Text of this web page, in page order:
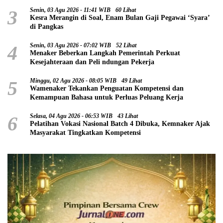
3 Senin, 03 Agu 2026 - 11:41 WIB 60 Lihat
Kesra Merangin di Soal, Enam Bulan Gaji Pegawai ‘Syara’
di Pangkas
4 Senin, 03 Agu 2026 - 07:02 WIB 52 Lihat
Menaker Beberkan Langkah Pemerintah Perkuat
Kesejahteraan dan Peli ndungan Pekerja
5 Minggu, 02 Agu 2026 - 08:05 WIB 49 Lihat
Wamenaker Tekankan Penguatan Kompetensi dan
Kemampuan Bahasa untuk Perluas Peluang Kerja
6 Selasa, 04 Agu 2026 - 06:53 WIB 43 Lihat
Pelatihan Vokasi Nasional Batch 4 Dibuka, Kemnaker Ajak
Masyarakat Tingkatkan Kompetensi